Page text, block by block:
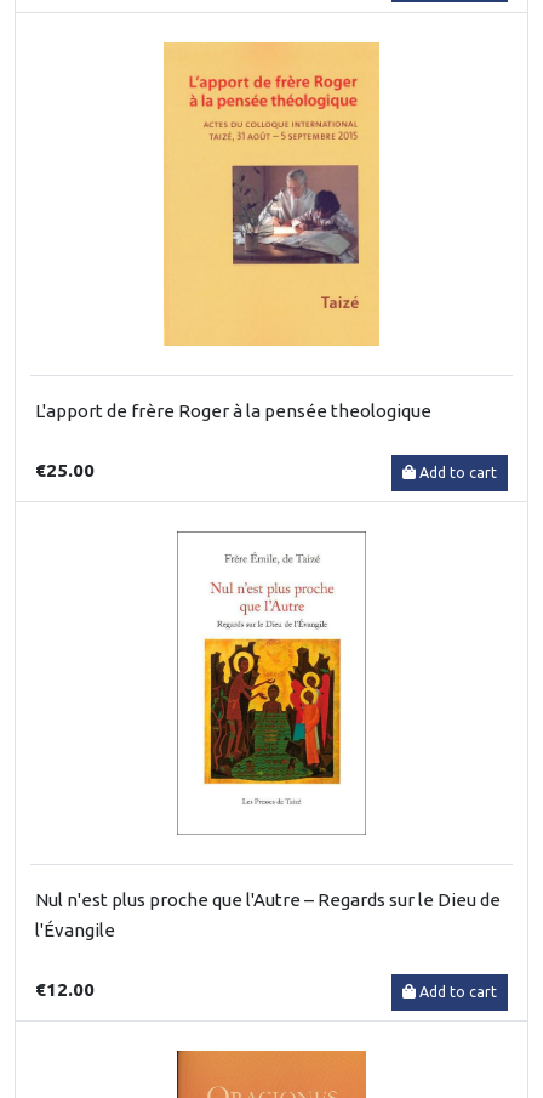
L'apport de frère Roger à la pensée theologique
€25.00 Add to cart
Nul n'est plus proche que l'Autre – Regards sur le Dieu de
l'Évangile
€12.00 Add to cart